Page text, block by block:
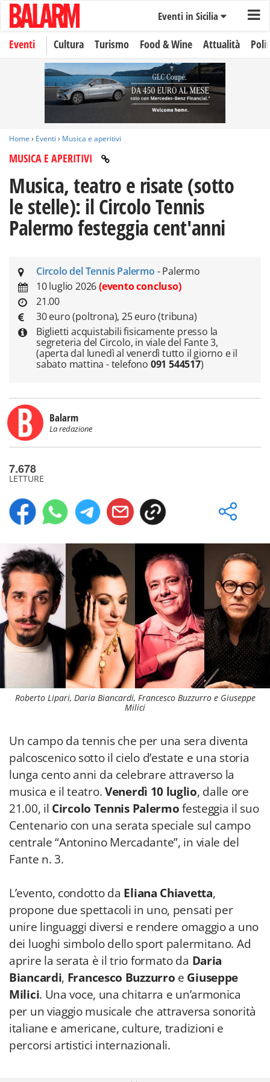
Eventi in Sicilia
Eventi Cultura Turismo Food & Wine Attualità
Home › Eventi › Musica e aperitivi
MUSICA E APERITIVI
Musica, teatro e risate (sotto
le stelle): il Circolo Tennis
Palermo festeggia cent'anni
Circolo del Tennis Palermo - Palermo
10 luglio 2026(evento concluso)
21.00
30 euro (poltrona), 25 euro (tribuna)
Biglietti acquistabili fisicamente presso la
segreteria del Circolo, in viale del Fante 3,
(aperta dal lunedì al venerdì tutto il giorno e il
sabato mattina - telefono 091 544517)
Balarm
La redazione
7.678
LETTURE
Roberto Lipari, Daria Biancardi, Francesco Buzzurro e Giuseppe
Milici
Un campo da tennis che per una sera diventa
palcoscenico sotto il cielo d’estate e una storia
lunga cento anni da celebrare attraverso la
musica e il teatro.Venerdì 10 luglio, dalle ore
21.00, il Circolo Tennis Palermofesteggia il suo
Centenario con una serata speciale sul campo
centrale “Antonino Mercadante”, in viale del
Fante n. 3.
L’evento, condotto da Eliana Chiavetta,
propone due spettacoli in uno, pensati per
unire linguaggi diversi e rendere omaggio a uno
dei luoghi simbolo dello sport palermitano. Ad
aprire la serata è il trio formato da Daria
Biancardi, Francesco Buzzurro e Giuseppe
Milici. Una voce, una chitarra e un’armonica
per un viaggio musicale che attraversa sonorità
italiane e americane, culture, tradizioni e
percorsi artistici internazionali.